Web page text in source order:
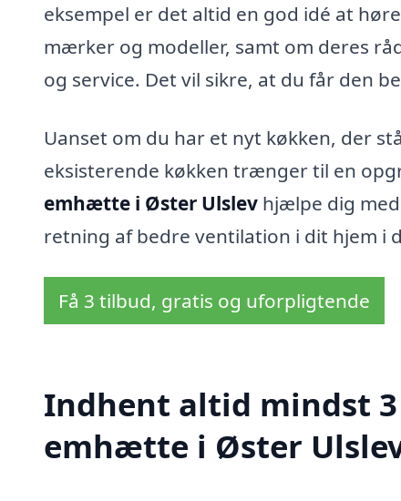
eksempel er det altid en god idé at
mærker og modeller, samt om deres
og service. Det vil sikre, at du får den
Uanset om du har et nyt køkken, der
eksisterende køkken trænger til en
emhætte i Øster Ulslev hjælpe dig
retning af bedre ventilation i dit hjem i
Få 3 tilbud, gratis og uforpligtende
Indhent altid mindst
emhætte i Øster